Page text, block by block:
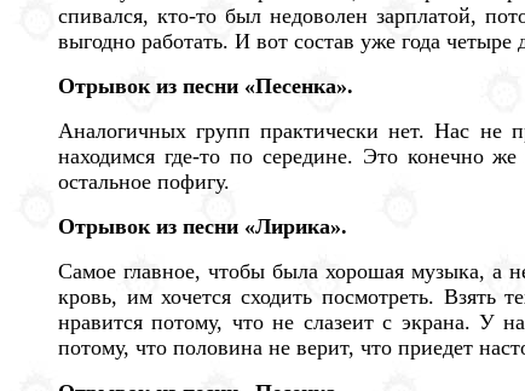
спивался, кто-то был недоволен зарплатой,
выгодно работать. И вот состав уже года
Отрывок из песни «Песенка».
Аналогичных групп практически нет. Нас не
находимся где-то по середине. Это конечно
остальное пофигу.
Отрывок из песни «Лирика».
Самое главное, чтобы была хорошая музыка, а
кровь, им хочется сходить посмотреть.
нравится потому, что не слазеит с экрана. У
потому, что половина не верит, что приедет